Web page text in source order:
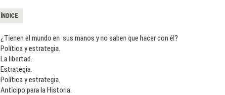
ÍNDICE
¿Tienen el mundo en sus manos y no saben que hacer con él?
Política y estrategia.
La libertad.
Estrategia.
Política y estrategia.
Anticipo para la Historia.